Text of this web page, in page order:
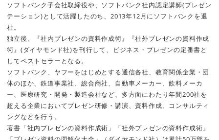
ソフトバンク子会社取締役や、ソフトバンク社内認定講師(プレゼン
テーション)として活躍したのち、2013年12月にソフトバンクを退
社。
独立後、『社内プレゼンの資料作成術』『社外プレゼンの資料作成
術』(ダイヤモンド社)を刊行して、ビジネス・プレゼンの定番書と
してベストセラーとなる。
ソフトバンク、ヤフーをはじめとする通信各社、教育関係企業・団
体のほか、鉄道事業社、総合商社、自動車メーカー、飲料メーカ
ー、医療研究・開発・製造会社など、多方面にわたり年間200社を
超える企業においてプレゼン研修・講演、資料作成、コンサルティ
ングなどを行う。
著書「社内プレゼンの資料作成術」「社外プレゼンの資料作成術」